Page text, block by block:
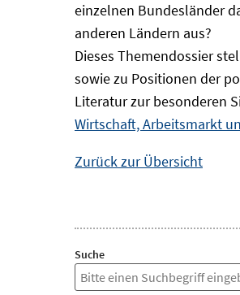
einzelnen Bundesländer
anderen Ländern aus?
Dieses Themendossier
sowie zu Positionen der
Literatur zur besonderen
Wirtschaft, Arbeitsmarkt
Zurück zur Übersicht
Suche